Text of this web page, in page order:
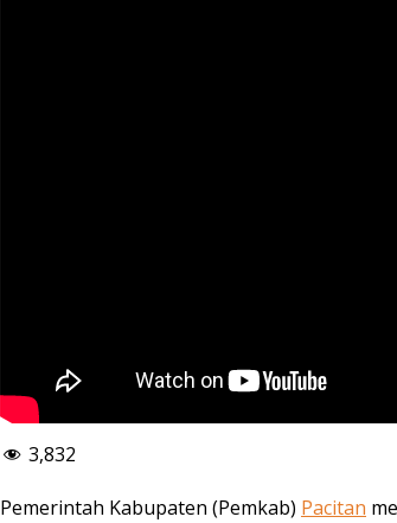
3,832
Pemerintah Kabupaten (Pemkab) Pacitan